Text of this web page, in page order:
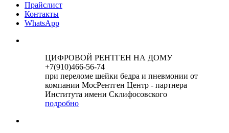
Прайслист
Контакты
WhatsApp
ЦИФРОВОЙ РЕНТГЕН НА ДОМУ
+7(910)466-56-74
при переломе шейки бедра и пневмонии от
компании МосРентген Центр - партнера
Института имени Склифосовского
подробно